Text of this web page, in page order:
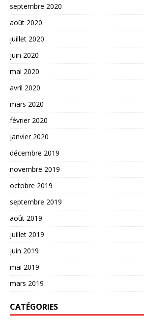
septembre 2020
août 2020
juillet 2020
juin 2020
mai 2020
avril 2020
mars 2020
février 2020
janvier 2020
décembre 2019
novembre 2019
octobre 2019
septembre 2019
août 2019
juillet 2019
juin 2019
mai 2019
mars 2019
CATÉGORIES